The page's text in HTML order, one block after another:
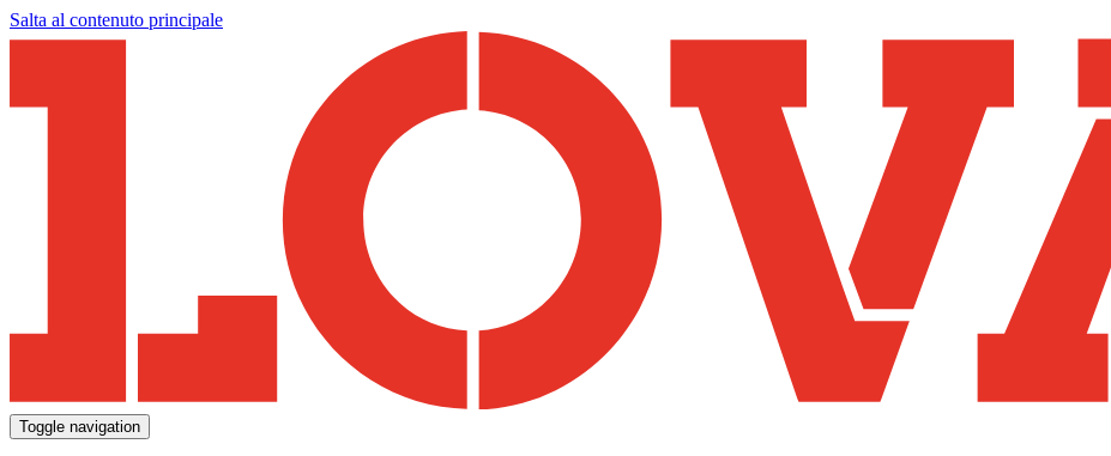
Salta al contenuto principale
Toggle navigation